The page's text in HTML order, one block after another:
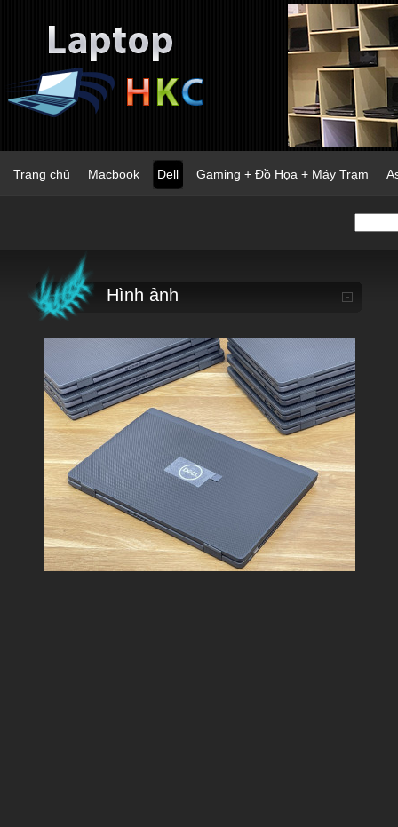
Trang chủ Macbook Dell Gaming + Đồ Họa + Máy Trạm
Hình ảnh